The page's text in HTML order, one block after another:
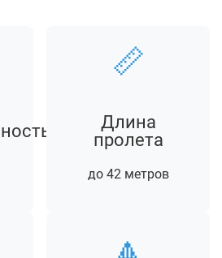
📏
Длина
пролета
до 42 метров
🔼